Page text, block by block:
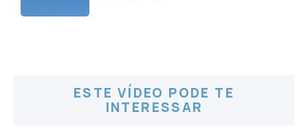
ESTE VÍDEO PODE TE
INTERESSAR